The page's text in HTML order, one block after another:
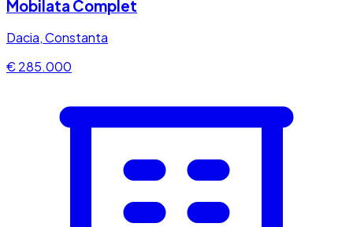
Mobilata Complet
Dacia, Constanta
€ 285.000